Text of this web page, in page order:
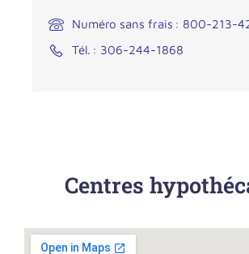
Numéro sans frais : 800-213-
Tél. : 306-244-1868
Centres